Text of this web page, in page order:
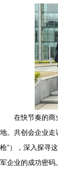
在快节奏的商
地。共创会企业走
枪”），深入探寻
军企业的成功密码。